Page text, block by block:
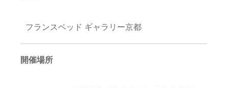
フランスベッド ギャラリー京都
開催場所